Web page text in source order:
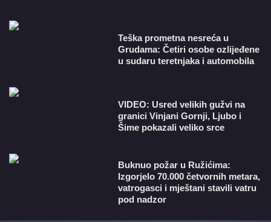
Teška prometna nesreća u
Grudama: Četiri osobe ozlijeđene
u sudaru teretnjaka i automobila
VIDEO: Usred velikih gužvi na
granici Vinjani Gornji, Ljubo i
Šime pokazali veliko srce
Buknuo požar u Ružićima:
Izgorjelo 70.000 četvornih metara,
vatrogasci i mještani stavili vatru
pod nadzor